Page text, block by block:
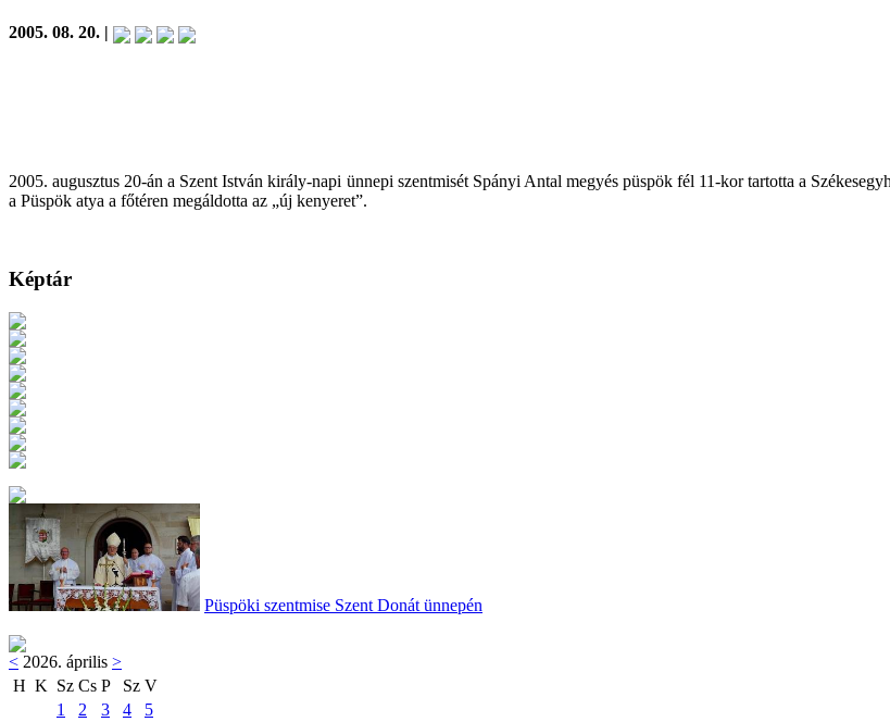
2005. 08. 20. |
2005. augusztus 20-án a Szent István király-napi ünnepi szentmisét Spányi Antal megyés püspök fél 11-kor tartotta a
a Püspök atya a főtéren megáldotta az „új kenyeret”.
Képtár
Püspöki szentmise Szent Donát ünnepén
< 2026. április >
H K Sz Cs P Sz V
1
2 3 4
5